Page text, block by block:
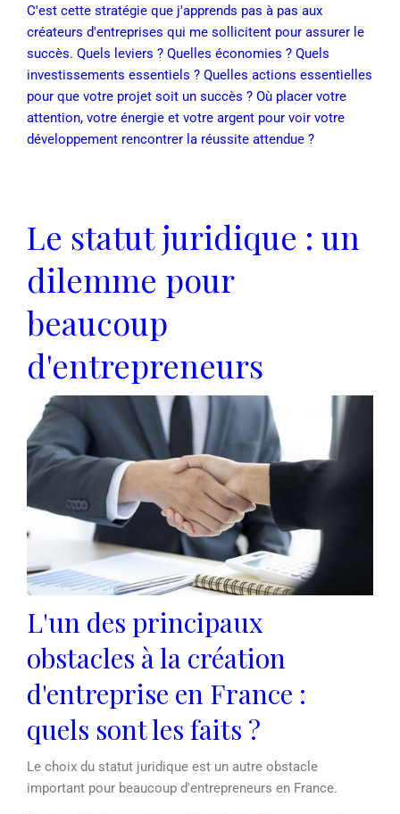
C'est cette stratégie que j'apprends pas à pas aux
créateurs d'entreprises qui me sollicitent pour assurer le
succès. Quels leviers ? Quelles économies ? Quels
investissements essentiels ? Quelles actions essentielles
pour que votre projet soit un succès ? Où placer votre
attention, votre énergie et votre argent pour voir votre
développement rencontrer la réussite attendue ?
Le statut juridique : un
dilemme pour
beaucoup
d'entrepreneurs
L'un des principaux
obstacles à la création
d'entreprise en France :
quels sont les faits ?
Le choix du statut juridique est un autre obstacle
important pour beaucoup d'entrepreneurs en France.